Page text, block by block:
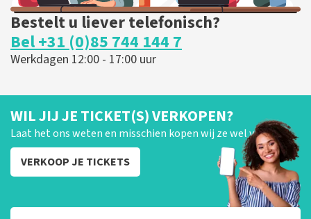
Bestelt u liever telefonisch?
Bel +31 (0)85 744 144 7
Werkdagen 12:00 - 17:00 uur
WIL JIJ JE TICKET(S) VERKOPEN?
Laat het ons weten en misschien kopen wij ze wel van je!
VERKOOP JE TICKETS